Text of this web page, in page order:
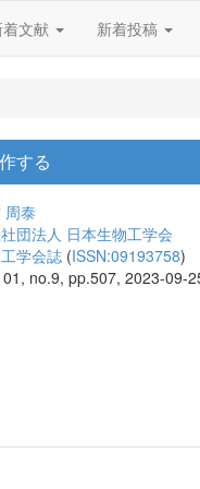
着文献 新着投稿
する
周泰
団法人 日本生物工学会
学会誌 (ISSN:09193758)
no.9, pp.507, 2023-09-